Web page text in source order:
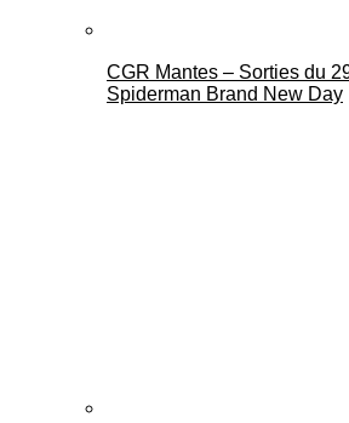
CGR Mantes – Sorties du
Spiderman Brand New Day